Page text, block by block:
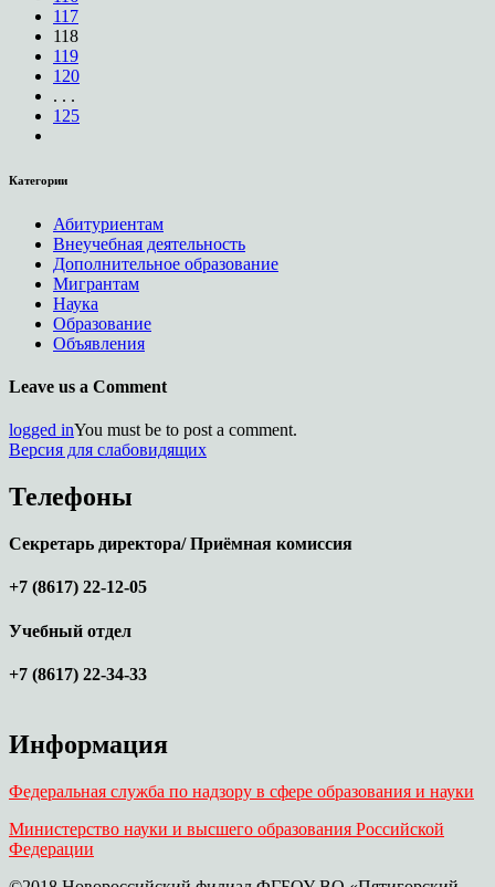
117
118
119
120
. . .
125
Категории
Абитуриентам
Внеучебная деятельность
Дополнительное образование
Мигрантам
Наука
Образование
Объявления
Leave us a Comment
logged inYou must be to post a comment.
Версия для слабовидящих
Телефоны
Секретарь директора/ Приёмная комиссия
+7 (8617) 22-12-05
Учебный отдел
+7 (8617) 22-34-33
Информация
Федеральная служба по надзору в сфере образования и науки
Министерство науки и высшего образования Российской
Федерации